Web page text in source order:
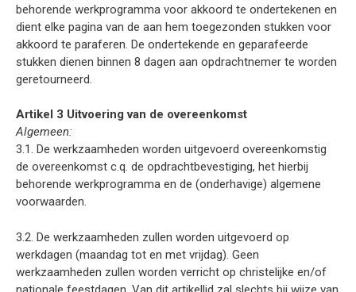
behorende werkprogramma voor akkoord te ondertekenen en
dient elke pagina van de aan hem toegezonden stukken voor
akkoord te paraferen. De ondertekende en geparafeerde
stukken dienen binnen 8 dagen aan opdrachtnemer te worden
geretourneerd.
Artikel 3 Uitvoering van de overeenkomst
Algemeen:
3.1. De werkzaamheden worden uitgevoerd overeenkomstig
de overeenkomst c.q. de opdrachtbevestiging, het hierbij
behorende werkprogramma en de (onderhavige) algemene
voorwaarden.
3.2. De werkzaamheden zullen worden uitgevoerd op
werkdagen (maandag tot en met vrijdag). Geen
werkzaamheden zullen worden verricht op christelijke en/of